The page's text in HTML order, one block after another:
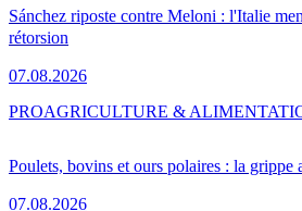
Sánchez riposte contre Meloni : l'Italie
rétorsion
07.08.2026
Poulets, bovins et ours polaires : la grippe
07.08.2026
PROAGRICULTURE &